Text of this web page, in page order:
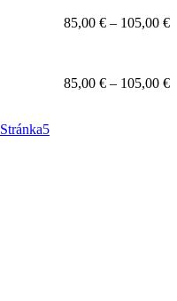
85,00 € – 105,00 €
85,00 € – 105,00 €
Stránka5